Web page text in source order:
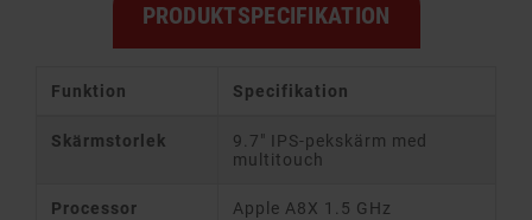
PRODUKTSPECIFIKATION
Funktion Specifikation
Skärmstorlek
9.7" IPS-pekskärm med
multitouch
Processor Apple A8X 1.5 GHz